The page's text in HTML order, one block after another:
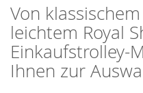
Von
leichtem Royal
Einkaufstrolley-
Ihnen zur